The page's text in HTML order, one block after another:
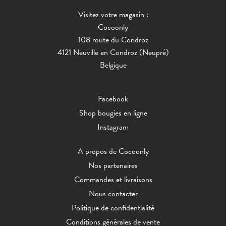
Visitez votre magasin :
Cocoonly
108 route du Condroz
4121 Neuville en Condroz (Neupré)
Belgique
Facebook
Shop bougies en ligne
Instagram
A propos de Cocoonly
Nos partenaires
Commandes et livraisons
Nous contacter
Politique de confidentialité
Conditions générales de vente